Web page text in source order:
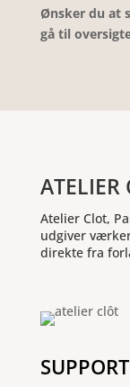
Ønsker du at
gå til
ATELIER
Atelier Clot,
udgiver
direkte fra
SUPPORT